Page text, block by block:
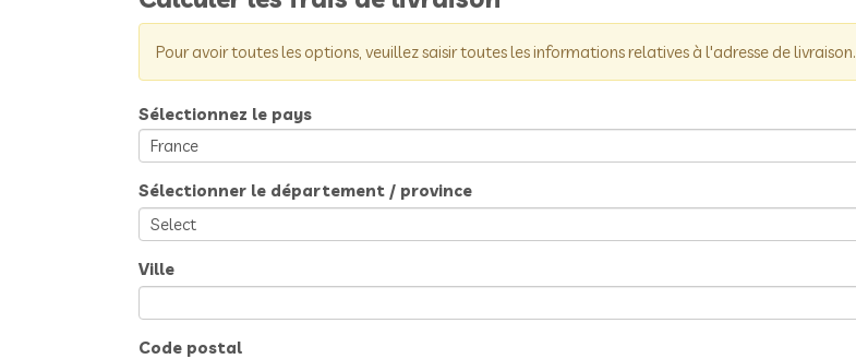
Pour avoir toutes les options, veuillez saisir toutes les informations relatives à l'adresse de livraison.
Sélectionnez le pays
Sélectionner le département / province
Ville
Code postal